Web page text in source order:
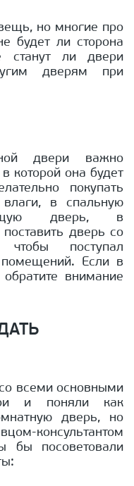
но многие про
будет ли сторона
станут ли двери
дверям при
двери важно
которой она будет
покупать
в спальную
дверь, в
дверь со
чтобы поступал
Если в
внимание
всеми основными
и поняли как
дверь, но
консультантом
посоветовали